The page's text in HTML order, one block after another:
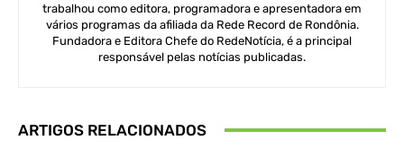
trabalhou como editora, programadora e apresentadora em
vários programas da afiliada da Rede Record de Rondônia.
Fundadora e Editora Chefe do RedeNotícia, é a principal
responsável pelas notícias publicadas.
ARTIGOS RELACIONADOS